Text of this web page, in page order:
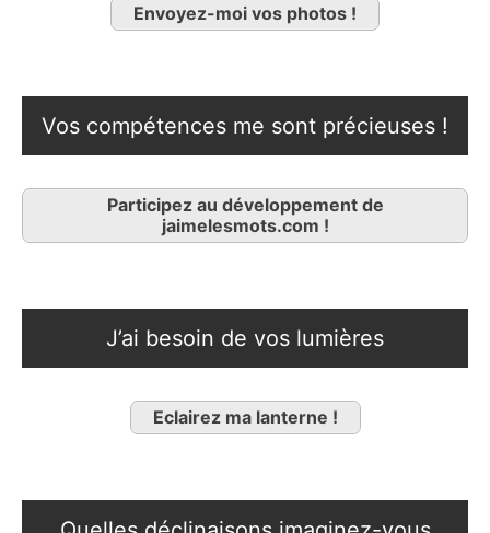
Envoyez-moi vos photos !
Vos compétences me sont précieuses !
Participez au développement de
jaimelesmots.com !
J’ai besoin de vos lumières
Eclairez ma lanterne !